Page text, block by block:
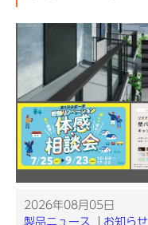
2026年08月05日
製品ニュース
お知らせ